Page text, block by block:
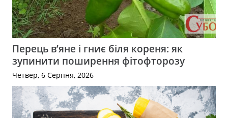
Перець в’яне і гниє біля кореня: як
зупинити поширення фітофторозу
Четвер, 6 Серпня, 2026